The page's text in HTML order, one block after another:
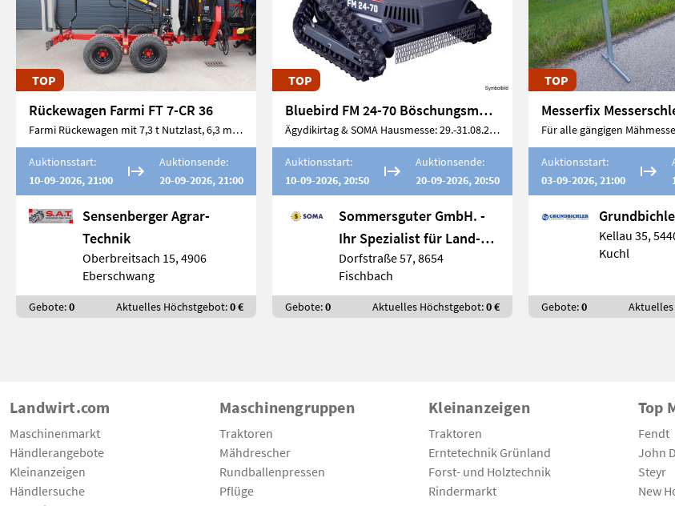
TOP
Rückewagen Farmi FT 7-CR 36
Farmi Rückewagen mit 7,3 t Nutzlast, 6,3 m Kran, SSAB Strenx Stahl, ADR Achsen, 40° Boogieachse, hydr. Bremse, Eigenölversorgung & ON-OFF Steuerung. Zur Verfügung gestellt von der Firma Sensenberger, Eberschwang.
Auktionsstart:
10-09-2026, 21:00
Auktionsende:
20-09-2026, 21:00
Sensenberger Agrar-
Technik
Oberbreitsach 15, 4906
Eberschwang
Gebote:0 Aktuelles Höchstgebot:0 €
TOP
Bluebird FM 24-70 Böschungsmulcher mit Funkfernsteuerung
Ägydikirtag & SOMA Hausmesse: 29.-31.08.2026
Auktionsstart:
10-09-2026, 20:50
Auktionsende:
20-09-2026, 20:50
Sommersguter GmbH. -
Ihr Spezialist für Land-
und Forsttechnik
Dorfstraße 57, 8654
Fischbach
Gebote:0 Aktuelles Höchstgebot:0 €
TOP
Messerfix
Für alle gängigen
Auktionsstart:
03-09-2026, 21:00
Kellau 35,
Kuchl
Gebote:0
Landwirt.com
Maschinenmarkt
Händlerangebote
Kleinanzeigen
Händlersuche
Maschinengruppen
Traktoren
Mähdrescher
Rundballenpressen
Pflüge
Kleinanzeigen
Traktoren
Erntetechnik Grünland
Forst- und Holztechnik
Rindermarkt
Top
Fendt
John
Steyr
New